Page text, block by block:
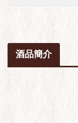
酒品簡介